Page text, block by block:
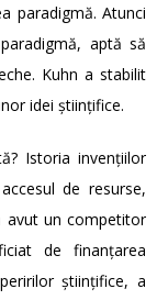
paradigmă. Atunci
aptă să
Kuhn a stabilit
idei științifice.
Istoria invențiilor
de resurse,
avut un competitor
de finanțarea
științifice, a